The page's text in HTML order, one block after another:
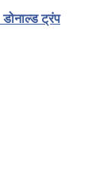
ट्रंप